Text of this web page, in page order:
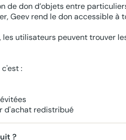
de don d’objets entre
Geev rend le don accessible à
les utilisateurs peuvent trouver
:
d'achat redistribué
?